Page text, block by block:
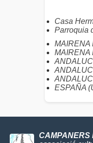
Casa
Parroquia
MAIRENA
MAIRENA
ESPAÑA
CAMPANERS